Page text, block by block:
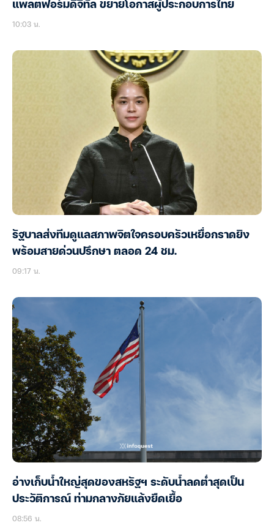
แพลตฟอร์มดิจิทัล ขยายโอกาสผู้ประกอบการไทย
10:03 น.
รัฐบาลส่งทีมดูแลสภาพจิตใจครอบครัวเหยื่อกราดยิง
พร้อมสายด่วนปรึกษา ตลอด 24 ชม.
09:17 น.
อ่างเก็บน้ำใหญ่สุดของสหรัฐฯ ระดับน้ำลดต่ำสุดเป็น
ประวัติการณ์ ท่ามกลางภัยแล้งยืดเยื้อ
08:56 น.